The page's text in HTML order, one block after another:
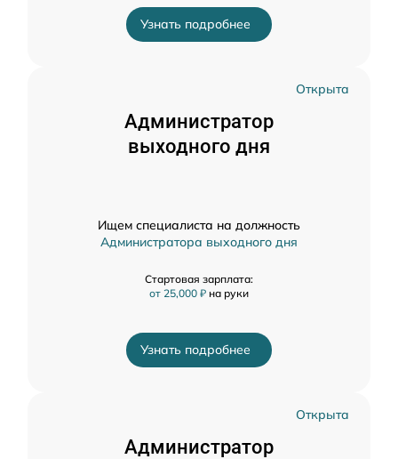
Узнать подробнее
Открыта
Администратор
выходного дня
Ищем специалиста на должность
Администратора выходного дня
Стартовая зарплата:
от 25,000 ₽ на руки
Узнать подробнее
Открыта
Администратор